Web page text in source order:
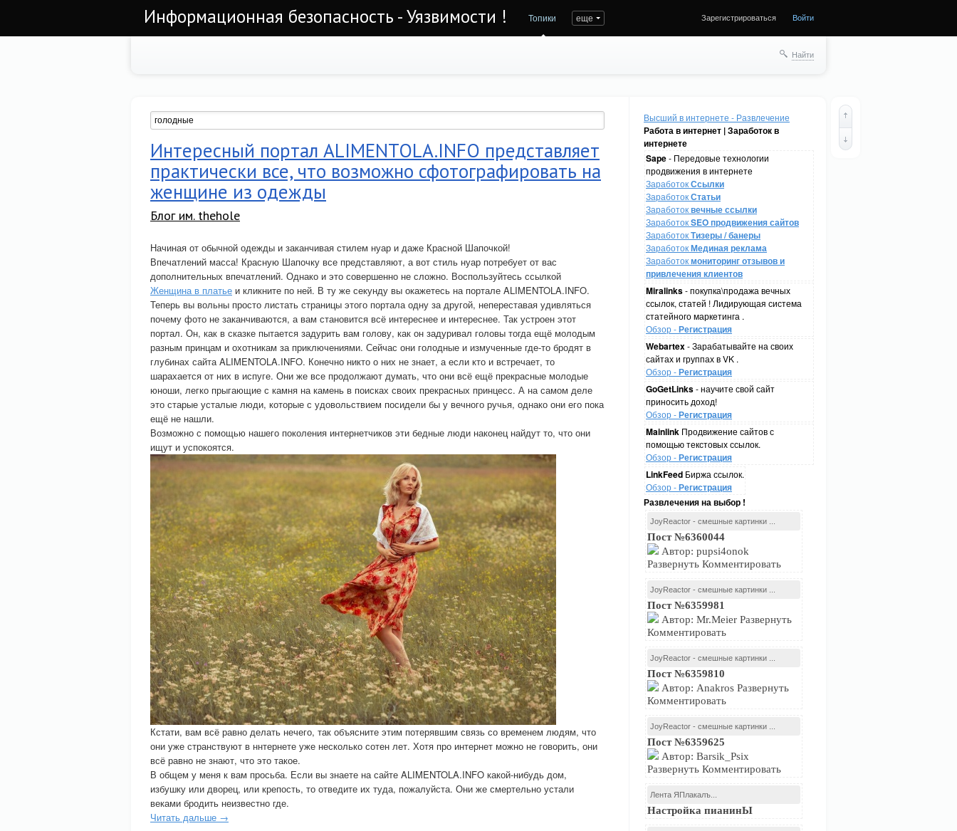
Информационная безопасность - Уязвимости ! Топики еще Зарегистрироваться Войти
Найти
Высший в интернете - Развлечение
Работа в интернет | Заработок в
интернете
Sape- Передовые технологии
продвижения в интернете
ЗаработокСсылки
ЗаработокСтатьи
Заработоквечные ссылки
ЗаработокSEO продвижения сайтов
ЗаработокТизеры / банеры
ЗаработокМединая реклама
Заработокмониторинг отзывов и
привлечения клиентов
Miralinks- покупка\продажа вечных
ссылок, статей ! Лидирующая система
статейного маркетинга .
Обзор -Регистрация
Webartex- Зарабатывайте на своих
сайтах и группах в VK .
Обзор -Регистрация
GoGetLinks- научите свой сайт
приносить доход!
Обзор -Регистрация
Mainlink Продвижение сайтов с
помощью текстовых ссылок.
Обзор -Регистрация
LinkFeed Биржа ссылок.
Обзор -Регистрация
Развлечения на выбор !
JoyReactor - смешные картинки ...
Пост №6360044
Автор: pupsi4onok
Развернуть Комментировать
JoyReactor - смешные картинки ...
Пост №6359981
Автор: Mr.Meier Развернуть
Комментировать
JoyReactor - смешные картинки ...
Пост №6359810
Автор: Anakros Развернуть
Комментировать
JoyReactor - смешные картинки ...
Пост №6359625
Автор: Barsik_Psix
Развернуть Комментировать
Лента ЯПлакалъ...
Настройка пианинЫ
Интересный портал ALIMENTOLA.INFO представляет
практически все, что возможно сфотографировать на
женщине из одежды
Блог им. thehole
Начиная от обычной одежды и заканчивая стилем нуар и даже Красной Шапочкой!
Впечатлений масса! Красную Шапочку все представляют, а вот стиль нуар потребует от вас
дополнительных впечатлений. Однако и это совершенно не сложно. Воспользуйтесь ссылкой
Женщина в платье и кликните по ней. В ту же секунду вы окажетесь на портале ALIMENTOLA.INFO.
Теперь вы вольны просто листать страницы этого портала одну за другой, непереставая удивляться
почему фото не заканчиваются, а вам становится всё интереснее и интереснее. Так устроен этот
портал. Он, как в сказке пытается задурить вам голову, как он задуривал головы тогда ещё молодым
разным принцам и охотникам за приключениями. Сейчас они голодные и измученные где-то бродят в
глубинах сайта ALIMENTOLA.INFO. Конечно никто о них не знает, а если кто и встречает, то
шарахается от них в испуге. Они же все продолжают думать, что они всё ещё прекрасные молодые
юноши, легко прыгающие с камня на камень в поисках своих прекрасных принцесс. А на самом деле
это старые усталые люди, которые с удовольствием посидели бы у вечного ручья, однако они его пока
ещё не нашли.
Возможно с помощью нашего поколения интернетчиков эти бедные люди наконец найдут то, что они
ищут и успокоятся.
Кстати, вам всё равно делать нечего, так объясните этим потерявшим связь со временем людям, что
они уже странствуют в ннтернете уже несколько сотен лет. Хотя про интернет можно не говорить, они
всё равно не знают, что это такое.
В общем у меня к вам просьба. Если вы знаете на сайте ALIMENTOLA.INFO какой-нибудь дом,
избушку или дворец, или крепость, то отведите их туда, пожалуйста. Они же смертельно устали
веками бродить неизвестно где.
Читать дальше →